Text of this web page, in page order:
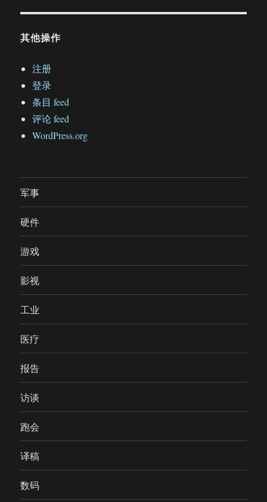
其他操作
注册
登录
条目 feed
评论 feed
WordPress.org
军事
硬件
游戏
影视
工业
医疗
报告
访谈
跑会
译稿
数码